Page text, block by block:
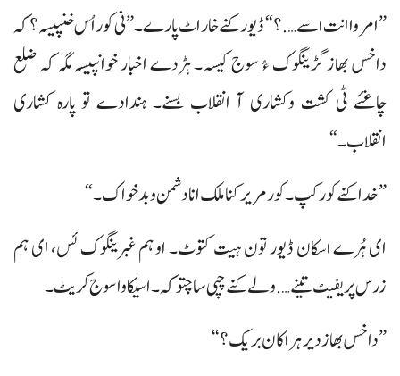
”امر وا انت اسے….؟“ ڈیور کنے خار اٹ پارے۔ ”نی کور اُس خنپیسہ؟ کہ
داخس بھاز گڑینگوک ءُ سوج کیسہ۔ ہڑدے اخبار خوانپیسہ مگہ کہ ضلع
چاغئے ٹی کشت وکشاری آ انقلاب بسنے۔ ہندادے تو پارہ کشاری
انقلاب۔“
”خداکنے کور کپ۔ کور مریر کنا ملک انا دشمن و بدخواک۔“
ای ہُرے اسکان ڈیور تون ہیت کتوٹ۔ او ہم غبرینگوک ئس، ای ہم
زرس پریفیٹ تینے…. ولے کنے چپی ساچتوکہ۔ اسیکا وا سوج کریٹ۔
”داخس بھاز دیر ہراکان بریک؟“